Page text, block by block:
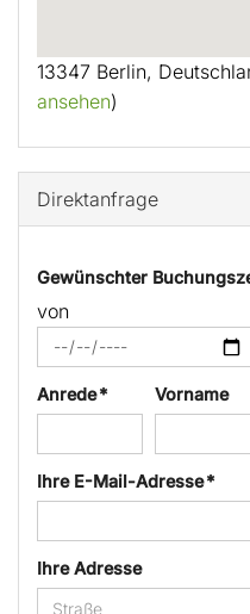
13347 Berlin,
ansehen)
Direktanfrage
Gewünschter
von
Anrede * Vorname
Ihre E-Mail-Adresse *
Ihre Adresse